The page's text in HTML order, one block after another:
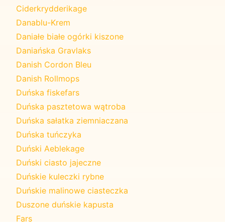
Ciderkrydderikage
Danablu-Krem
Daniałe białe ogórki kiszone
Daniańska Gravlaks
Danish Cordon Bleu
Danish Rollmops
Duńska fiskefars
Duńska pasztetowa wątroba
Duńska sałatka ziemniaczana
Duńska tuńczyka
Duński Aeblekage
Duński ciasto jajeczne
Duńskie kuleczki rybne
Duńskie malinowe ciasteczka
Duszone duńskie kapusta
Fars